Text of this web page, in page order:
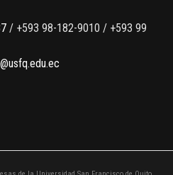
/ +593 98-182-9010 / +593 99